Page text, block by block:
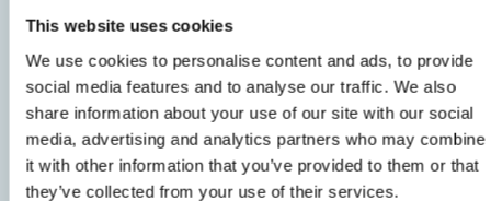
This website uses cookies
We use cookies to personalise content and ads, to provide
social media features and to analyse our traffic. We also
share information about your use of our site with our social
media, advertising and analytics partners who may combine
it with other information that you’ve provided to them or that
they’ve collected from your use of their services.
3
Lavate l’insalata e asciugatela bene.
4